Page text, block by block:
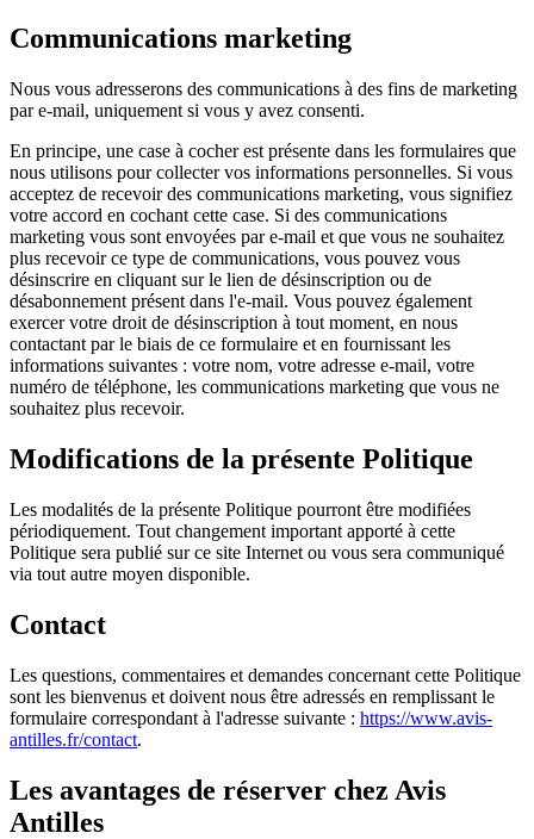
Communications marketing
Nous vous adresserons des communications à des fins de marketing
par e-mail, uniquement si vous y avez consenti.
En principe, une case à cocher est présente dans les formulaires que
nous utilisons pour collecter vos informations personnelles. Si vous
acceptez de recevoir des communications marketing, vous signifiez
votre accord en cochant cette case. Si des communications
marketing vous sont envoyées par e-mail et que vous ne souhaitez
plus recevoir ce type de communications, vous pouvez vous
désinscrire en cliquant sur le lien de désinscription ou de
désabonnement présent dans l'e-mail. Vous pouvez également
exercer votre droit de désinscription à tout moment, en nous
contactant par le biais de ce formulaire et en fournissant les
informations suivantes : votre nom, votre adresse e-mail, votre
numéro de téléphone, les communications marketing que vous ne
souhaitez plus recevoir.
Modifications de la présente Politique
Les modalités de la présente Politique pourront être modifiées
périodiquement. Tout changement important apporté à cette
Politique sera publié sur ce site Internet ou vous sera communiqué
via tout autre moyen disponible.
Contact
Les questions, commentaires et demandes concernant cette Politique
sont les bienvenus et doivent nous être adressés en remplissant le
formulaire correspondant à l'adresse suivante : https://www.avis-
antilles.fr/contact.
Les avantages de réserver chez Avis
Antilles